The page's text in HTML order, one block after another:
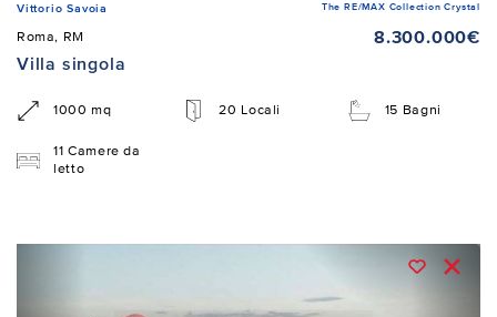
Vittorio Savoia The RE/MAX Collection Crystal
Roma, RM
8.300.000€
Villa singola
1000 mq 20 Locali 15 Bagni
11 Camere da
letto